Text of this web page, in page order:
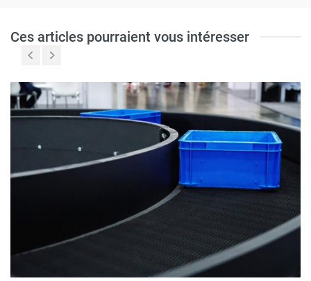
Ces articles pourraient vous intéresser